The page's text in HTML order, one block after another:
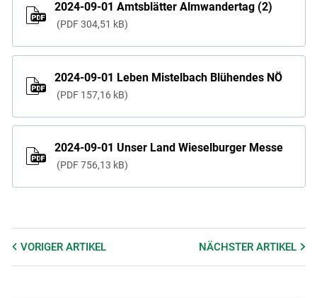
2024-09-01 Amtsblätter Almwandertag (2)
PDF 304,51 kB
2024-09-01 Leben Mistelbach Blühendes NÖ
PDF 157,16 kB
2024-09-01 Unser Land Wieselburger Messe
PDF 756,13 kB
VORIGER ARTIKEL NÄCHSTERARTIKEL